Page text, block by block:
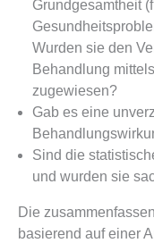
Grundgesamtheit
Wurden sie den
Behandlung
zugewiesen?
Gab es eine
Sind die
und wurden sie
Die
basierend auf einer